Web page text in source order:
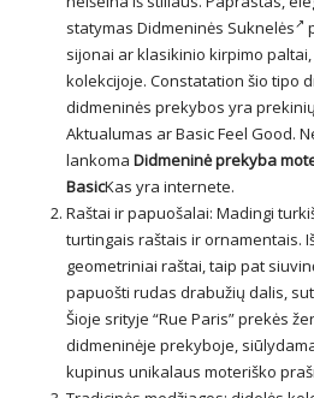
statymas Didmeninės Suknelės
sijonai ar klasikinio kirpimo
kolekcijoje. Constatation šio tipo
didmeninės prekybos yra
Aktualumas ar Basic Feel Good.
lankoma Didmeninė prekyba
BasicKas yra internete.
Raštai ir papuošalai: Madingi
turtingais raštais ir ornamentais.
geometriniai raštai, taip pat
papuošti rudas drabužių dalis,
Šioje srityje “Rue Paris” prekės
didmeninėje prekyboje,
kupinus unikalaus moteriško